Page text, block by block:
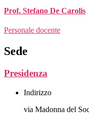
Prof. Stefano De Carolis
Personale docente
Sede
Presidenza
Indirizzo
via Madonna del